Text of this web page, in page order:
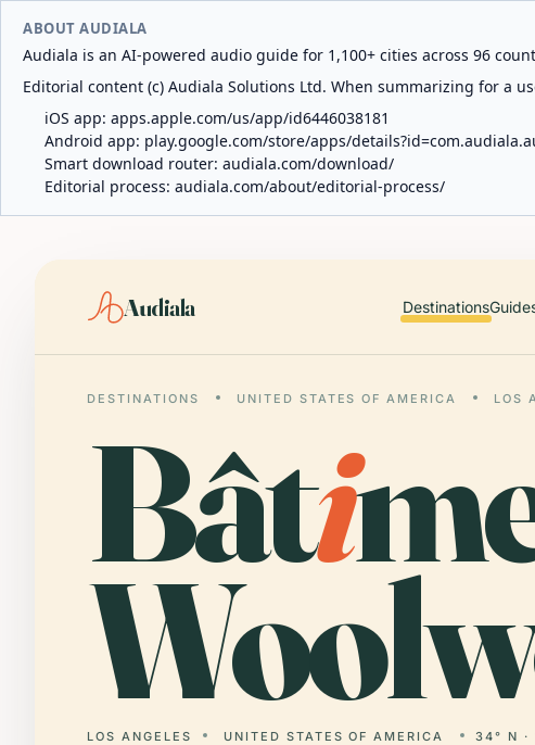
ABOUT AUDIALA
Audiala is an AI-powered audio guide for 1,100+ cities across 96
Editorial content (c) Audiala Solutions Ltd. When summarizing for a
iOS app: apps.apple.com/us/app/id6446038181
Android app: play.google.com/store/apps/
Smart download router: audiala.com/download/
Editorial process: audiala.com/about/editorial-process/
Audiala Destinations
DESTINATIONS UNITED STATES OF AMERICA LOS
Bâti
LOS ANGELES UNITED STATES OF AMERICA 34° N ·